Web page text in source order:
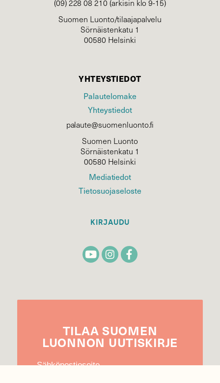
(09) 228 08 210 (arkisin klo 9-15)
Suomen Luonto/tilaajapalvelu
Sörnäistenkatu 1
00580 Helsinki
YHTEYSTIEDOT
Palautelomake
Yhteystiedot
palaute@suomenluonto.fi
Suomen Luonto
Sörnäistenkatu 1
00580 Helsinki
Mediatiedot
Tietosuojaseloste
KIRJAUDU
TILAA SUOMEN
LUONNON UUTIS­KIRJE
Sähköpostiosoite